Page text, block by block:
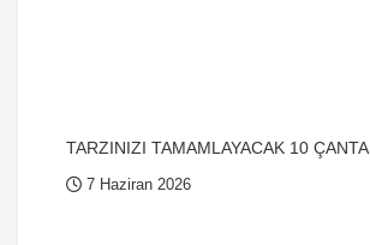
TARZINIZI TAMAMLAYACAK 10 ÇANTA
7 Haziran 2026